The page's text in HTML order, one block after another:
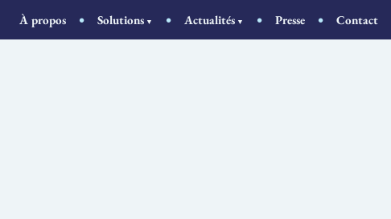
À propos Solutions Actualités Presse Contact